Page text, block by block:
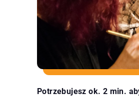
Potrzebujesz ok. 2 min.